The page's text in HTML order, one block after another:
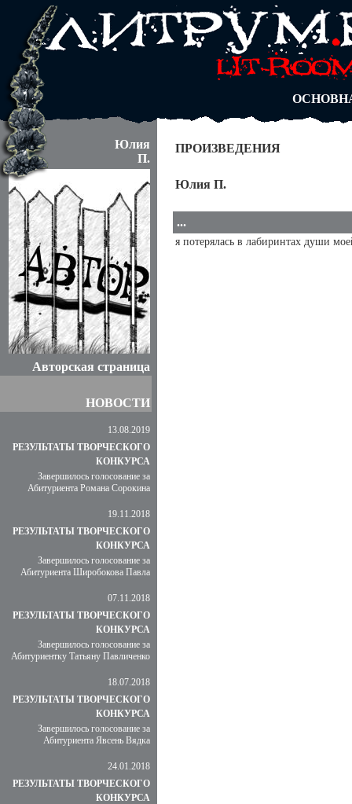
АВТОРЫ
БЛОГИ
АБИТУРА
Юлия
П.
Авторская страница
НОВОСТИ
13.08.2019
РЕЗУЛЬТАТЫ ТВОРЧЕСКОГО
КОНКУРСА
Завершилось голосование за
Абитуриента Романа Сорокина
19.11.2018
РЕЗУЛЬТАТЫ ТВОРЧЕСКОГО
КОНКУРСА
Завершилось голосование за
Абитуриента Широбокова Павла
07.11.2018
РЕЗУЛЬТАТЫ ТВОРЧЕСКОГО
КОНКУРСА
Завершилось голосование за
Абитуриентку Татьяну Павличенко
18.07.2018
РЕЗУЛЬТАТЫ ТВОРЧЕСКОГО
КОНКУРСА
Завершилось голосование за
Абитуриента Явсень Вядка
24.01.2018
РЕЗУЛЬТАТЫ ТВОРЧЕСКОГО
КОНКУРСА
ПРОИЗВЕДЕНИЯ
Юлия П.
...
я потерялась в лабиринтах души